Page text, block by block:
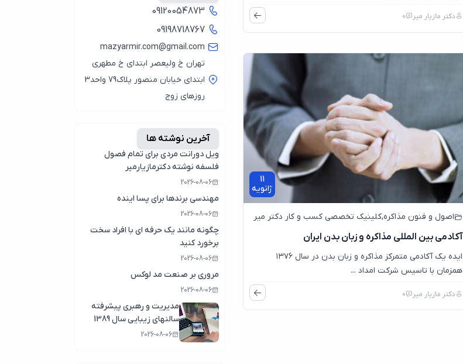
دکتر مازیار میر 0
11
ژانویه
اصول و فنون مذاکره,کلینیک تخصصی کسب و کار دکتر میر
آکادمی بین المللی مذاکره و زبان بدن ایران
ایده یک آکادمی متمرکز مذاکره و زبان بدن در سال ۱۳۷۶
همزمان با تاسیس شرکت امداد ...
دکتر مازیار میر 0
09120054873
09198718767
mazyarmir.com@gmail.com
تهران خ ولیعصر ابتدای خ مطهری
ابتدای خیابان منصور پلاک79 واحد3
روزهای زوج
آخرین نوشته ها
ویل دورانت مردی برای تمام فصول
فلسفه نوشته دکترمازیارمیر
2026-08-06
مهندسی برندها برای پسا اینده
2026-08-06
چگونه مانند یک حرفه ای با افراد سخت
برخورد کنید
2026-08-06
مروری بر صنعت مد لوکس
2026-08-06
مدیریت و رهبری پیشرفته
سالنهای زیبایی سال 1389
2026-08-06